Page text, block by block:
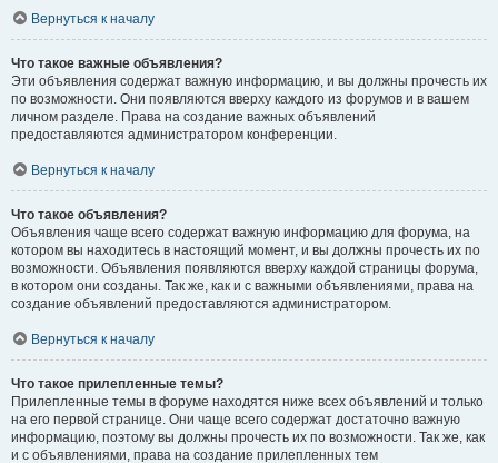
Вернуться к началу
Что такое важные объявления?
Эти объявления содержат важную информацию, и вы должны прочесть их
по возможности. Они появляются вверху каждого из форумов и в вашем
личном разделе. Права на создание важных объявлений
предоставляются администратором конференции.
Вернуться к началу
Что такое объявления?
Объявления чаще всего содержат важную информацию для форума, на
котором вы находитесь в настоящий момент, и вы должны прочесть их по
возможности. Объявления появляются вверху каждой страницы форума,
в котором они созданы. Так же, как и с важными объявлениями, права на
создание объявлений предоставляются администратором.
Вернуться к началу
Что такое прилепленные темы?
Прилепленные темы в форуме находятся ниже всех объявлений и только
на его первой странице. Они чаще всего содержат достаточно важную
информацию, поэтому вы должны прочесть их по возможности. Так же, как
и с объявлениями, права на создание прилепленных тем